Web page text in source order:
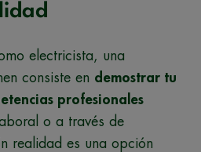
electricista, una
consiste en demostrar tu
profesionales
o a través de
realidad es una opción